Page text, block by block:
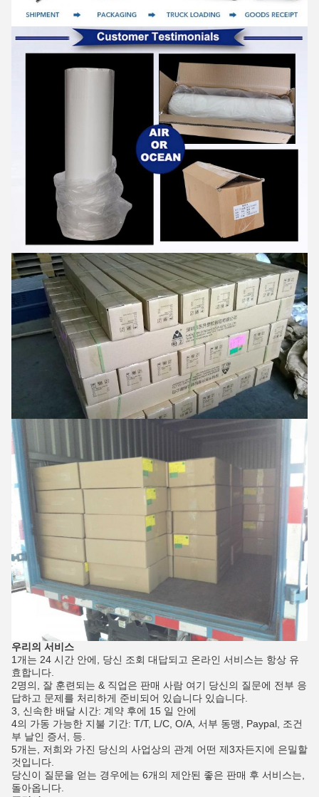
우리의 서비스
1개는 24 시간 안에, 당신 조회 대답되고 온라인 서비스는 항상 유
효합니다.
2명의, 잘 훈련되는 & 직업은 판매 사람 여기 당신의 질문에 전부 응
답하고 문제를 처리하게 준비되어 있습니다 있습니다.
3, 신속한 배달 시간: 계약 후에 15 일 안에
4의 가동 가능한 지불 기간: T/T, L/C, O/A, 서부 동맹, Paypal, 조건
부 날인 증서, 등.
5개는, 저희와 가진 당신의 사업상의 관계 어떤 제3자든지에 은밀할
것입니다.
당신이 질문을 얻는 경우에는 6개의 제안된 좋은 판매 후 서비스는,
돌아옵니다.